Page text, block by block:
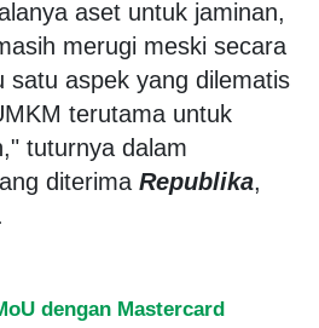
aset untuk jaminan,
merugi meski secara
aspek yang dilematis
terutama untuk
tuturnya dalam
diterima Republika,
dengan Mastercard